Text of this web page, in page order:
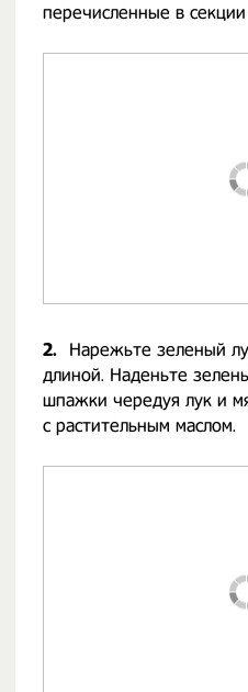
перечисленные в
2.
Нарежьте зеленый
длиной. Наденьте
шпажки чередуя лук и
с растительным маслом.